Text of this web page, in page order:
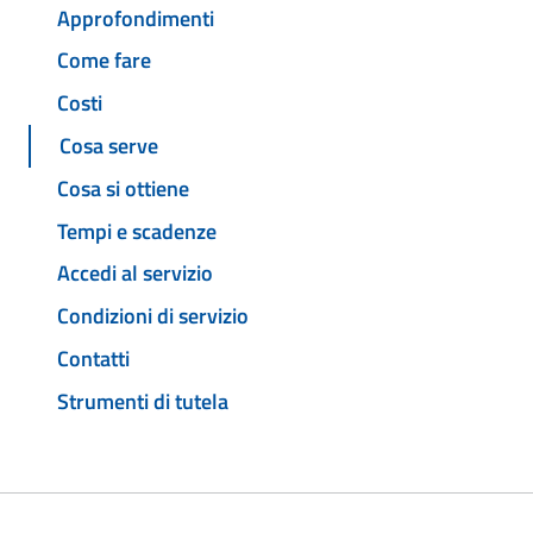
Approfondimenti
Come fare
Costi
Cosa serve
Cosa si ottiene
Tempi e scadenze
Accedi al servizio
Condizioni di servizio
Contatti
Strumenti di tutela